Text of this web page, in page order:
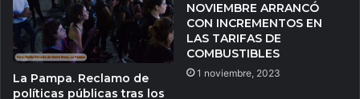
La Pampa. Reclamo de
políticas públicas tras los
NOVIEMBRE ARRANCÓ
CON INCREMENTOS EN
LAS TARIFAS DE
COMBUSTIBLES
1 noviembre, 2023